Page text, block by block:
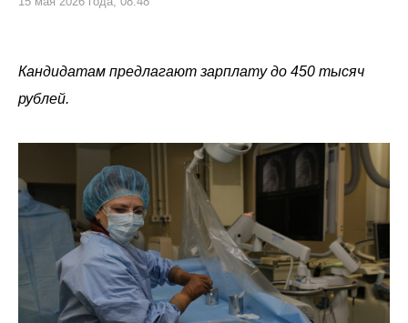
Кандидатам предлагают зарплату до 450 тысяч
рублей.